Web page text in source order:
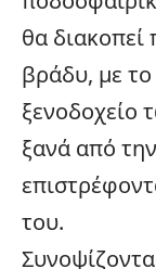
θα διακοπεί
βράδυ, με
ξενοδοχείο
ξανά από
του.